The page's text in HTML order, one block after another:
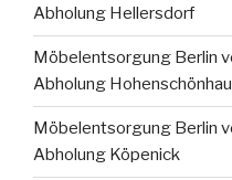
Abholung Hellersdorf
Möbelentsorgung Berlin
Abholung
Möbelentsorgung Berlin
Abholung Köpenick